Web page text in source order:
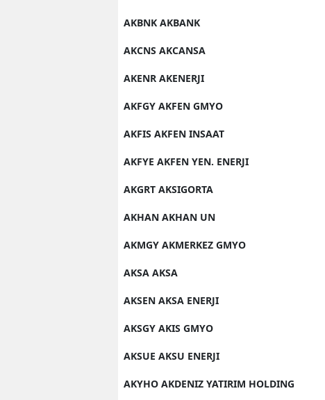
AKBNK AKBANK
AKCNS AKCANSA
AKENR AKENERJI
AKFGY AKFEN GMYO
AKFIS AKFEN INSAAT
AKFYE AKFEN YEN. ENERJI
AKGRT AKSIGORTA
AKHAN AKHAN UN
AKMGY AKMERKEZ GMYO
AKSA AKSA
AKSEN AKSA ENERJI
AKSGY AKIS GMYO
AKSUE AKSU ENERJI
AKYHO AKDENIZ YATIRIM HOLDING